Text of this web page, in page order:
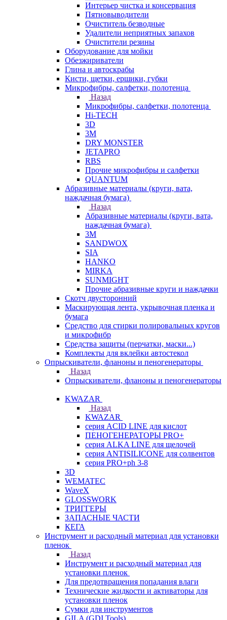
Интерьер чистка и консервация
Пятновыводители
Очиститель безводные
Удалители неприятных запахов
Очистители резины
Оборудование для мойки
Обезжириватели
Глина и автоскрабы
Кисти, щетки, ершики, губки
Микрофибры, салфетки, полотенца
Назад
Микрофибры, салфетки, полотенца
Hi-TECH
3D
3М
DRY MONSTER
JETAPRO
RBS
Прочие микрофибры и салфетки
QUANTUM
Абразивные материалы (круги, вата,
наждачная бумага)
Назад
Абразивные материалы (круги, вата,
наждачная бумага)
3М
SANDWOX
SIA
HANKO
MIRKA
SUNMIGHT
Прочие абразивные круги и наждачки
Скотч двусторонний
Маскирующая лента, укрывочная пленка и
бумага
Средство для стирки полировальных кругов
и микрофибр
Средства защиты (перчатки, маски...)
Комплекты для вклейки автостекол
Опрыскиватели, фланоны и пеногенераторы
Назад
Опрыскиватели, фланоны и пеногенераторы
KWAZAR
Назад
KWAZAR
серия ACID LINE для кислот
ПЕНОГЕНЕРАТОРЫ PRO+
серия ALKA LINE для щелочей
серия ANTISILICONE для солвентов
серия PRO+ph 3-8
3D
WEMATEC
WaveX
GLOSSWORK
ТРИГГЕРЫ
ЗАПАСНЫЕ ЧАСТИ
КЕГА
Инструмент и расходный материал для установки
пленок
Назад
Инструмент и расходный материал для
установки пленок
Для предотвращения попадания влаги
Технические жидкости и активаторы для
установки пленок
Сумки для инструментов
GILA (GDI Tools)